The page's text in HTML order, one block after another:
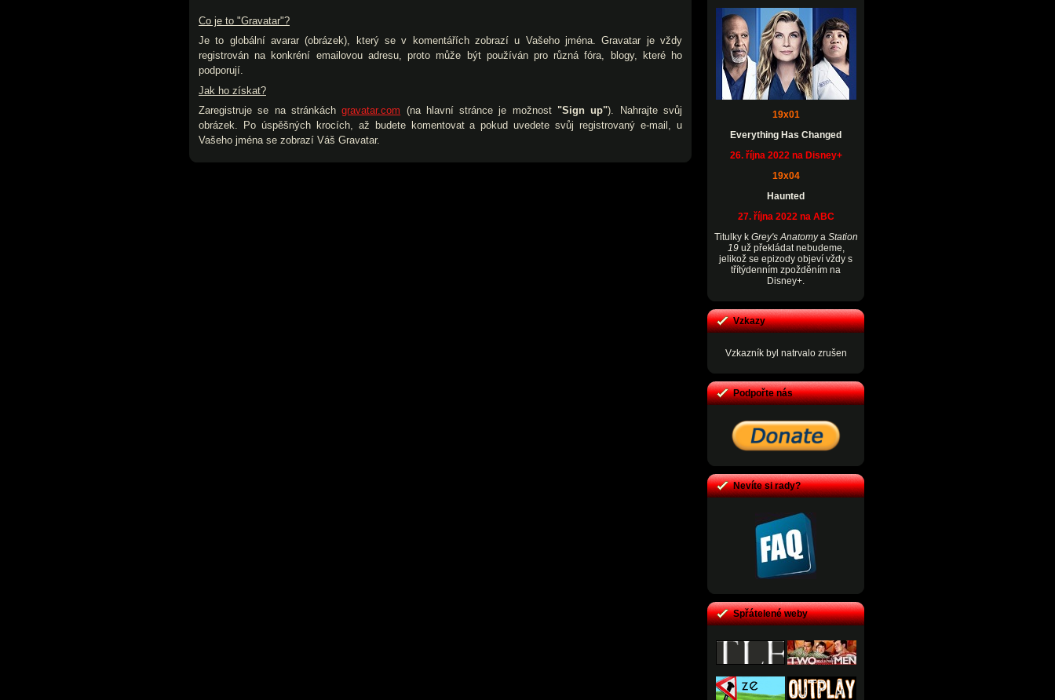
Co je to "Gravatar"?
Je to globální avarar (obrázek), který se v komentářích zobrazí u Vašeho jména. Gravatar je vždy
registrován na konkréní emailovou adresu, proto může být používán pro různá fóra, blogy, které ho
podporují.
Jak ho získat?
Zaregistruje se na stránkáchgravatar.com (na hlavní stránce je možnost "Sign up"). Nahrajte svůj
obrázek. Po úspěšných krocích, až budete komentovat a pokud uvedete svůj registrovaný e-mail, u
Vašeho jména se zobrazí Váš Gravatar.
19x01
Everything Has Changed
26. října 2022 na Disney+
19x04
Haunted
27. října 2022 na ABC
Titulky k Grey's Anatomya Station
19už překládat nebudeme,
jelikož se epizody objeví vždy s
třítýdenním zpožděním na
Disney+.
Vzkazy
Vzkazník byl natrvalo zrušen
Podpořte nás
Nevíte si rady?
Spřátelené weby